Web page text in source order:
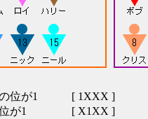
、8の位が1 [ 1XXX ]
4の位が1 [ X1XX ]